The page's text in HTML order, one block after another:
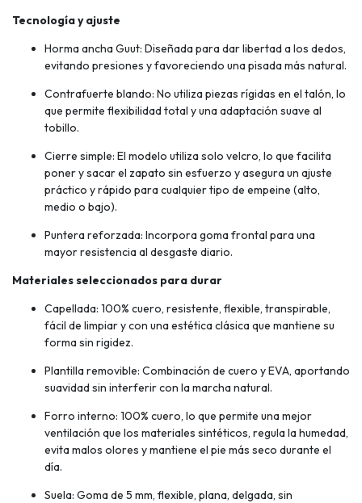
Tecnología y ajuste
Horma ancha Guut: Diseñada para dar libertad a los dedos,
evitando presiones y favoreciendo una pisada más natural.
Contrafuerte blando: No utiliza piezas rígidas en el talón, lo
que permite flexibilidad total y una adaptación suave al
tobillo.
Cierre simple: El modelo utiliza solo velcro, lo que facilita
poner y sacar el zapato sin esfuerzo y asegura un ajuste
práctico y rápido para cualquier tipo de empeine (alto,
medio o bajo).
Puntera reforzada: Incorpora goma frontal para una
mayor resistencia al desgaste diario.
Materiales seleccionados para durar
Capellada: 100% cuero, resistente, flexible, transpirable,
fácil de limpiar y con una estética clásica que mantiene su
forma sin rigidez.
Plantilla removible: Combinación de cuero y EVA, aportando
suavidad sin interferir con la marcha natural.
Forro interno: 100% cuero, lo que permite una mejor
ventilación que los materiales sintéticos, regula la humedad,
evita malos olores y mantiene el pie más seco durante el
día.
Suela: Goma de 5 mm, flexible, plana, delgada, sin